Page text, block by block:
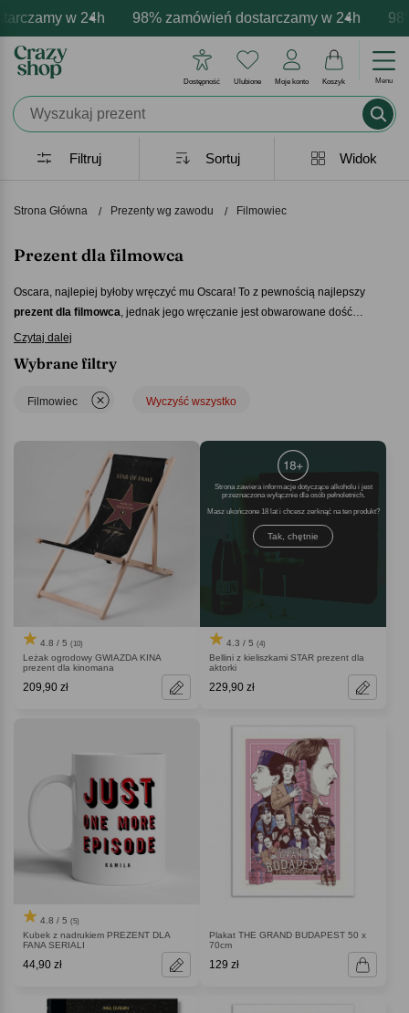
w 24h 98% zamówień dostarczamy w 24h 98%
produktów Profesjonalna i darmowa
- zawsze udane prezenty Prezentujemy pozytywne
Dostępność Ulubione Moje konto Koszyk Menu
Strona Główna Prezenty wg zawodu Filmowiec
Prezent dla filmowca
Oscara, najlepiej byłoby wręczyć mu Oscara! To z pewnością najlepszy
prezent dla filmowca, jednak jego wręczanie jest obwarowane dość
rygorystycznymi regułami. Na szczęście na tym wcale nie kończą się
przyznawanych przez mniej lub bardziej prestiżowe akademie. Postaw na
personalizowanyprezent dla filmowca
ucieszy obdarowanego wcale nie mniej niż Oscar. Pomysłowy, oryginalny,
Czytaj dalej
Filtruj Widok
Sortuj
Wybrane filtry
Filmowiec Wyczyść wszystko
4.8 / 5 (10)
Leżak ogrodowy GWIAZDA KINA
prezent dla kinomana
209,90 zł
Strona zawiera informacje dotyczące alkoholu i jest
przeznaczona wyłącznie dla osób pełnoletnich.
Masz ukończone 18 lat i chcesz zerknąć na ten produkt
Tak, chętnie
4.3 / 5 (4)
Bellini z kieliszkami STAR prezent dla
aktorki
229,90 zł
4.8 / 5 (5)
Kubek z nadrukiem PREZENT DLA
FANA SERIALI
44,90 zł
Plakat THE GRAND BUDAPEST 50 x
70cm
129 zł